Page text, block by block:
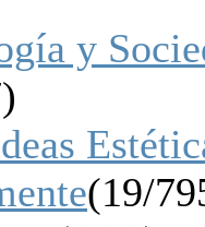
y
(19/